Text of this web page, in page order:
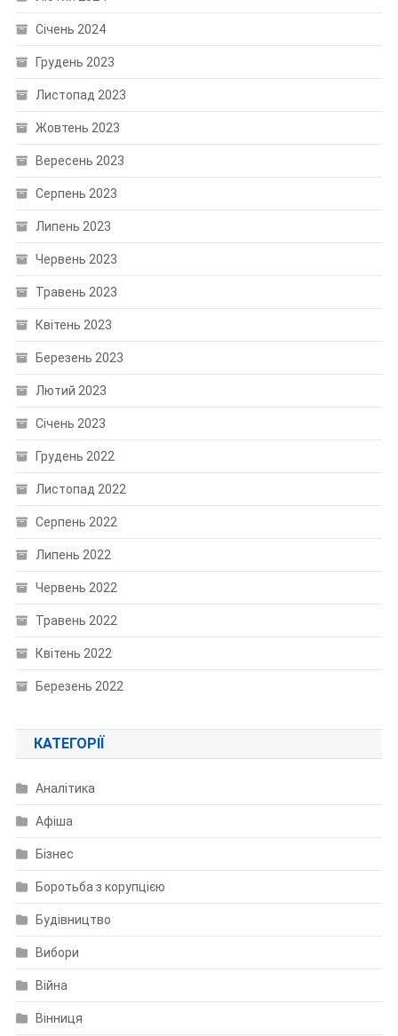
Січень 2024
Грудень 2023
Листопад 2023
Жовтень 2023
Вересень 2023
Серпень 2023
Липень 2023
Червень 2023
Травень 2023
Квітень 2023
Березень 2023
Лютий 2023
Січень 2023
Грудень 2022
Листопад 2022
Серпень 2022
Липень 2022
Червень 2022
Травень 2022
Квітень 2022
Березень 2022
КАТЕГОРІЇ
Аналітика
Афіша
Бізнес
Боротьба з корупцією
Будівництво
Вибори
Війна
Вінниця